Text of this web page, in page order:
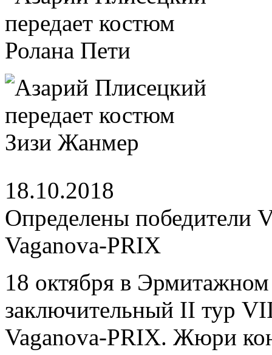
18.10.2018
Определены победители
Vaganova-PRIX
18 октября в
заключительный II тур
Vaganova-PRIX. Жюри